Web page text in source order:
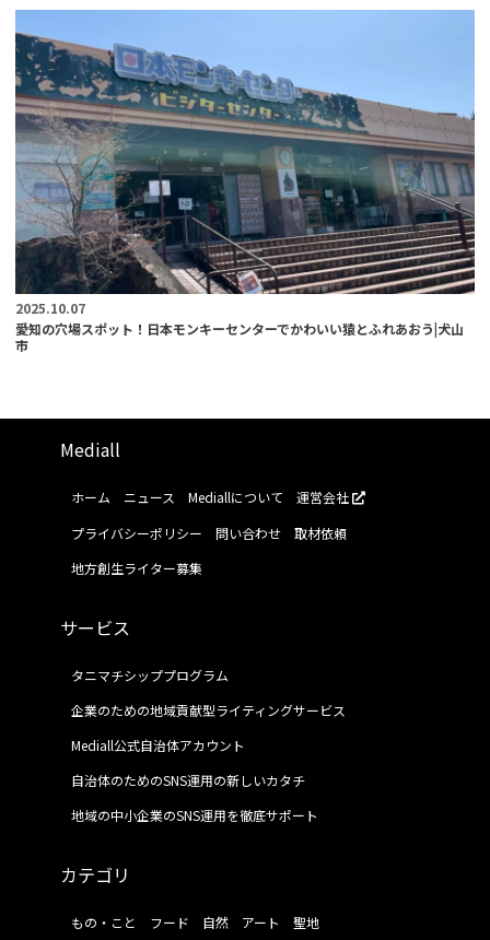
2025.10.07
愛知の穴場スポット！日本モンキーセンターでかわいい猿とふれあおう|犬山
市
Mediall
ホーム ニュース Mediallについて
運営会社
プライバシーポリシー
問い合わせ
取材依頼
地方創生ライター募集
サービス
タニマチシッププログラム
企業のための地域貢献型ライティングサービス
Mediall公式自治体アカウント
自治体のためのSNS運用の新しいカタチ
地域の中小企業のSNS運用を徹底サポート
カテゴリ
もの・こと フード 自然 アート 聖地